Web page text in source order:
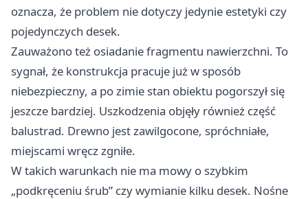
oznacza, że problem nie dotyczy jedynie estetyki czy
pojedynczych desek.
Zauważono też osiadanie fragmentu nawierzchni. To
sygnał, że konstrukcja pracuje już w sposób
niebezpieczny, a po zimie stan obiektu pogorszył się
jeszcze bardziej. Uszkodzenia objęły również część
balustrad. Drewno jest zawilgocone, spróchniałe,
miejscami wręcz zgniłe.
W takich warunkach nie ma mowy o szybkim
„podkręceniu śrub” czy wymianie kilku desek. Nośne